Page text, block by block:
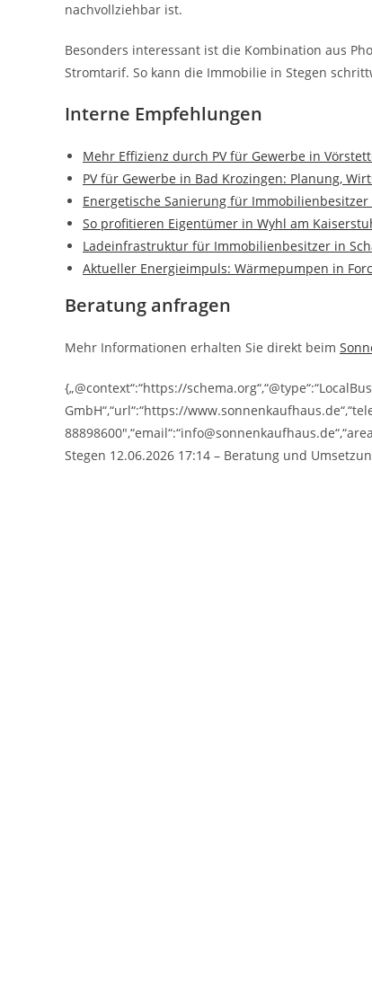
nachvollziehbar ist.
Besonders interessant ist die Kombination aus
Stromtarif. So kann die Immobilie in Stegen
Interne Empfehlungen
Mehr Effizienz durch PV für Gewerbe in
PV für Gewerbe in Bad Krozingen: Planung,
Energetische Sanierung für
So profitieren Eigentümer in Wyhl am
Ladeinfrastruktur für Immobilienbesitzer in
Aktueller Energieimpuls: Wärmepumpen in
Beratung anfragen
Mehr Informationen erhalten Sie direkt beim
{„@context“:“https://
GmbH“,“url“:“https://
Stegen 12.06.2026 17:14 – Beratung und